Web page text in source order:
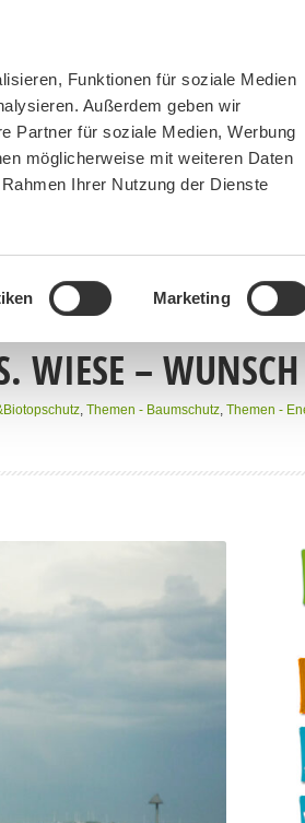
Funktionen für soziale Medien
Außerdem geben wir
Partner für soziale Medien, Werbung
möglicherweise mit weiteren Daten
Ihrer Nutzung der Dienste
Marketing
SPENDEN
WIESE –
, Themen - Baumschutz, Themen -